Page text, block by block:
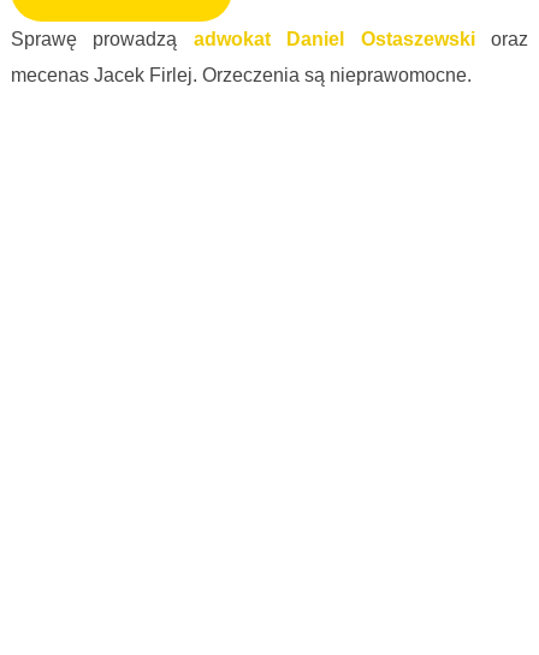
Sprawę prowadzą adwokat Daniel Ostaszewskioraz
mecenas Jacek Firlej. Orzeczenia są nieprawomocne.